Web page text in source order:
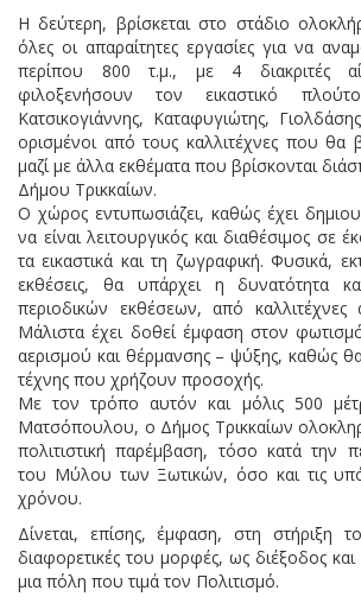
Η δεύτερη, βρίσκεται στο στάδιο
όλες οι απαραίτητες εργασίες για να
περίπου 800 τ.μ., με 4 διακριτές
φιλοξενήσουν τον εικαστικό
Κατσικογιάννης, Καταφυγιώτης,
ορισμένοι από τους καλλιτέχνες που θα
μαζί με άλλα εκθέματα που βρίσκονται
Δήμου Τρικκαίων.
Ο χώρος εντυπωσιάζει, καθώς έχει
να είναι λειτουργικός και διαθέσιμος σε
τα εικαστικά και τη ζωγραφική. Φυσικά,
εκθέσεις, θα υπάρχει η δυνατότητα
περιοδικών εκθέσεων, από
Μάλιστα έχει δοθεί έμφαση στον
αερισμού και θέρμανσης – ψύξης, καθώς θα
τέχνης που χρήζουν προσοχής.
Με τον τρόπο αυτόν και μόλις 500
Ματσόπουλου, ο Δήμος Τρικκαίων
πολιτιστική παρέμβαση, τόσο κατά την
του Μύλου των Ξωτικών, όσο και τις
χρόνου.
Δίνεται, επίσης, έμφαση, στη στήριξη
διαφορετικές του μορφές, ως διέξοδος
μια πόλη που τιμά τον Πολιτισμό.